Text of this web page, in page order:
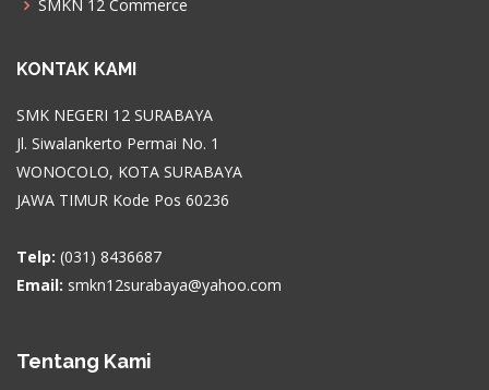
SMKN 12 Commerce
KONTAK KAMI
SMK NEGERI 12 SURABAYA
Jl. Siwalankerto Permai No. 1
WONOCOLO, KOTA SURABAYA
JAWA TIMUR Kode Pos 60236
Telp: (031) 8436687
Email: smkn12surabaya@yahoo.com
Tentang Kami